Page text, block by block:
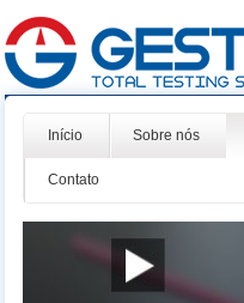
Início Sobre nós
Contato